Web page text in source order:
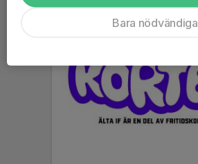
Bara nödvändiga